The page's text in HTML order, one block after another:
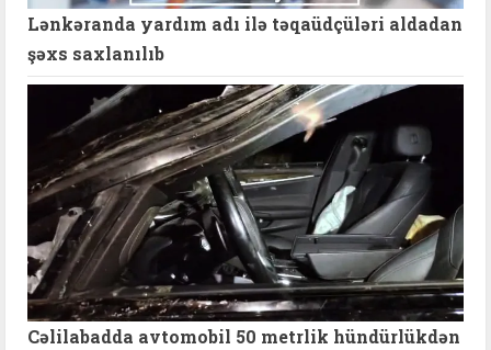
Lənkəranda yardım adı ilə təqaüdçüləri aldadan
şəxs saxlanılıb
Cəlilabadda avtomobil 50 metrlik hündürlükdən